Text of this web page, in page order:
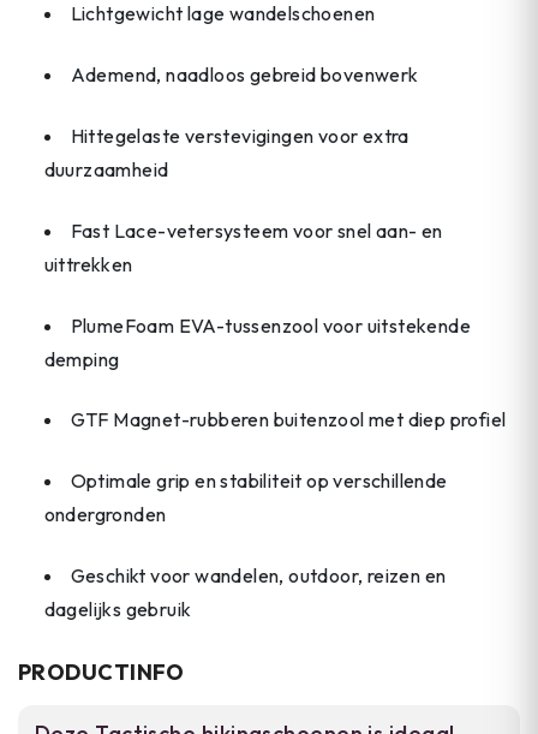
Lichtgewicht lage wandelschoenen
Ademend, naadloos gebreid bovenwerk
Hittegelaste verstevigingen voor extra
duurzaamheid
Fast Lace-vetersysteem voor snel aan- en
uittrekken
PlumeFoam EVA-tussenzool voor uitstekende
demping
GTF Magnet-rubberen buitenzool met diep profiel
Optimale grip en stabiliteit op verschillende
ondergronden
Geschikt voor wandelen, outdoor, reizen en
dagelijks gebruik
PRODUCTINFO